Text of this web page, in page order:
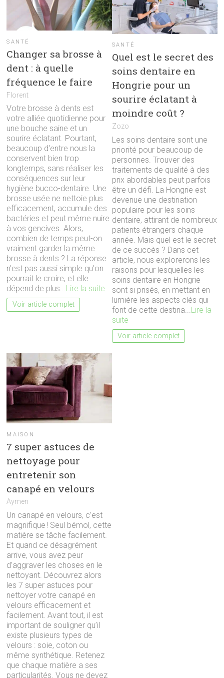
SANTÉ
Changer sa brosse à
dent : à quelle
fréquence le faire
Florent
Votre brosse à dents est
votre alliée quotidienne pour
une bouche saine et un
sourire éclatant. Pourtant,
beaucoup d'entre nous la
conservent bien trop
longtemps, sans réaliser les
conséquences sur leur
hygiène bucco-dentaire. Une
brosse usée ne nettoie plus
efficacement, accumule des
bactéries et peut même nuire
à vos gencives. Alors,
combien de temps peut-on
vraiment garder la même
brosse à dents ? La réponse
n'est pas aussi simple qu'on
pourrait le croire, et elle
dépend de plus...Lire la suite
Voir article complet
SANTÉ
Quel est le secret des
soins dentaire en
Hongrie pour un
sourire éclatant à
moindre coût ?
Zozo
Les soins dentaire sont une
priorité pour beaucoup de
personnes. Trouver des
traitements de qualité à des
prix abordables peut parfois
être un défi. La Hongrie est
devenue une destination
populaire pour les soins
dentaire, attirant de nombreux
patients étrangers chaque
année. Mais quel est le secret
de ce succès ? Dans cet
article, nous explorerons les
raisons pour lesquelles les
soins dentaire en Hongrie
sont si prisés, en mettant en
lumière les aspects clés qui
font de cette destina... Lire la
suite
Voir article complet
MAISON
7 super astuces de
nettoyage pour
entretenir son
canapé en velours
Aymen
Un canapé en velours, c’est
magnifique ! Seul bémol, cette
matière se tâche facilement.
Et quand ce désagrément
arrive, vous avez peur
d’aggraver les choses en le
nettoyant. Découvrez alors
les 7 super astuces pour
nettoyer votre canapé en
velours efficacement et
facilement. Avant tout, il est
important de souligner qu’il
existe plusieurs types de
velours : soie, coton ou
même synthétique. Retenez
que chaque matière a ses
particularités. Vous ne devez